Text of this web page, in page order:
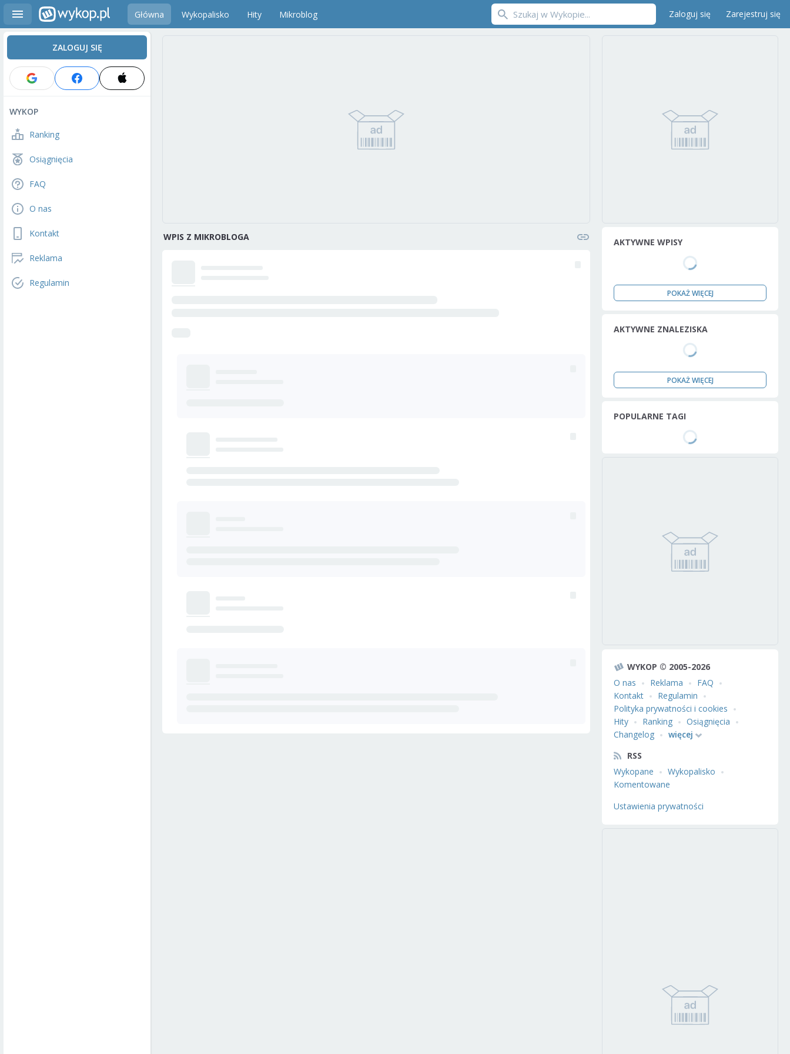
Główna Wykopalisko Hity Mikroblog Zaloguj się Zarejestruj się
ZALOGUJ SIĘ
WYKOP
Ranking
Osiągnięcia
FAQ
O nas
Kontakt
Reklama
Regulamin
WPIS Z MIKROBLOGA AKTYWNE WPISY
POKAŻ WIĘCEJ
AKTYWNE ZNALEZISKA
POKAŻ WIĘCEJ
POPULARNE TAGI
WYKOP © 2005-2026
O nas
Reklama
FAQ
Kontakt
Regulamin
Polityka prywatności i cookies
Hity
Ranking
Osiągnięcia
Changelog
więcej
RSS
Wykopane
Wykopalisko
Komentowane
Ustawienia prywatności